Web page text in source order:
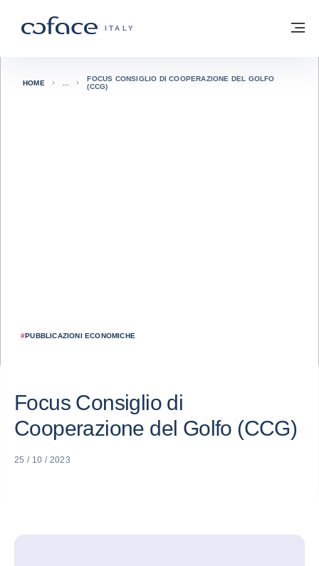
COFACE FOR TRADE - GROUP WEBSITE
ITALY
Torna alla Homepage
#PUBBLICAZIONI ECONOMICHE
HOME
FOCUS CONSIGLIO DI COOPERAZIONE DEL GOLFO
(CCG)
Focus Consiglio di
Cooperazione del Golfo (CCG)
25 / 10 / 2023